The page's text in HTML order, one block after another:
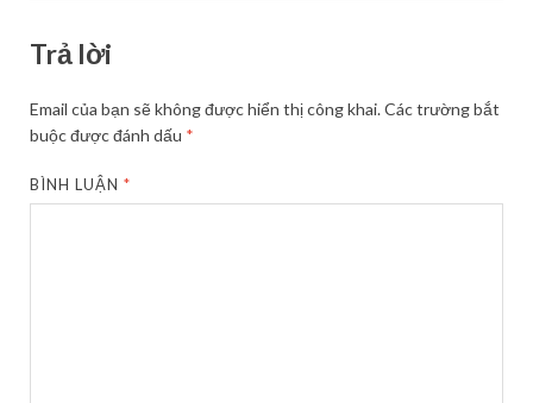
Trả lời
Email của bạn sẽ không được hiển thị công khai.Các trường bắt
buộc được đánh dấu *
BÌNH LUẬN*